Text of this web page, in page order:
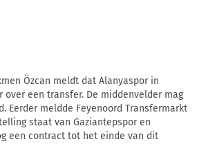
Özcan meldt dat Alanyaspor in
over een transfer. De middenvelder mag
Eerder meldde Feyenoord Transfermarkt
staat van Gaziantepspor en
een contract tot het einde van dit